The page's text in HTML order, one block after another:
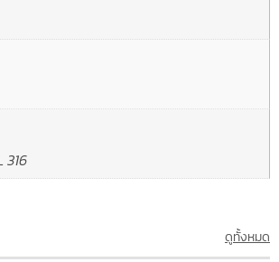
316
ดูทั้งหมด